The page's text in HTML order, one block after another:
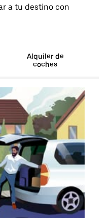
a tu destino con
Alquiler de
coches